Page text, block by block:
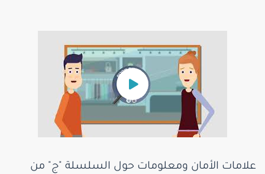
علامات الأمان ومعلومات حول السلسلة "ج" من